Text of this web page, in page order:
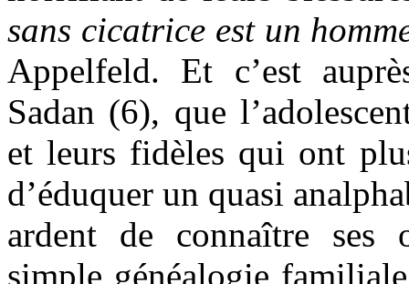
sans cicatrice est un
Appelfeld. Et c’est
Sadan (6), que
et leurs fidèles qui ont
d’éduquer un quasi
ardent de connaître ses
simple généalogie